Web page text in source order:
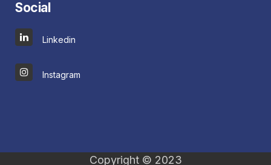
Social
Linkedin
Instagram
Copyright © 2023